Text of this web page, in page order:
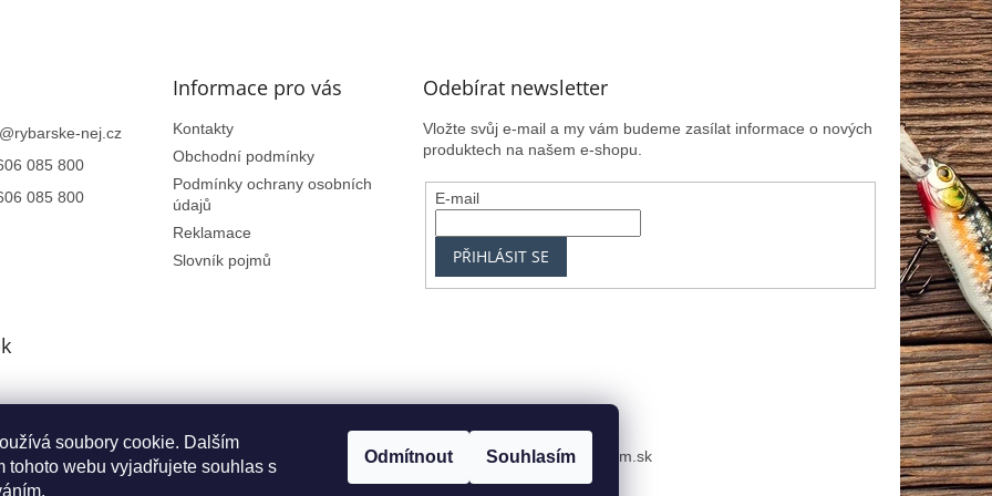
soubory cookie. Dalším
tohoto webu vyjadřujete souhlas s
Odmítnout Souhlasím
@rybarske-nej.cz
085 800
085 800
Informace pro vás
Kontakty
Obchodní podmínky
Podmínky ochrany osobních
údajů
Reklamace
Slovník pojmů
Odebírat newsletter
Vložte svůj e-mail a my vám budeme zasílat informace o nových
produktech na našem e-shopu.
E-mail
PŘIHLÁSIT SE
Centrum.cz Seznam.cz Google.cz Živéfirmy.cz Azet.sk MRK.cz Zoznam.sk